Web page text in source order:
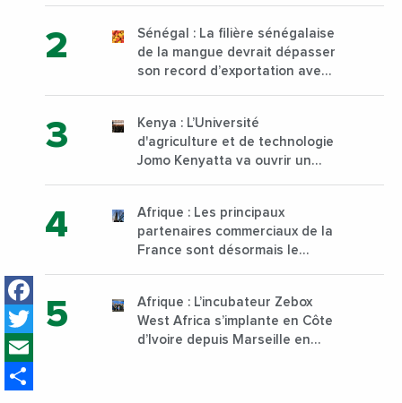
Facebook
Twitter
Sénégal : La filière sénégalaise
de la mangue devrait dépasser
son record d’exportation avec
Kenya : L’Université
d'agriculture et de technologie
Jomo Kenyatta va ouvrir un
sur son campus de Karen à
Nairobi dès janvier 2023
Afrique : Les principaux
partenaires commerciaux de la
France sont désormais le
Afrique : L’incubateur Zebox
West Africa s’implante en Côte
d’Ivoire depuis Marseille en